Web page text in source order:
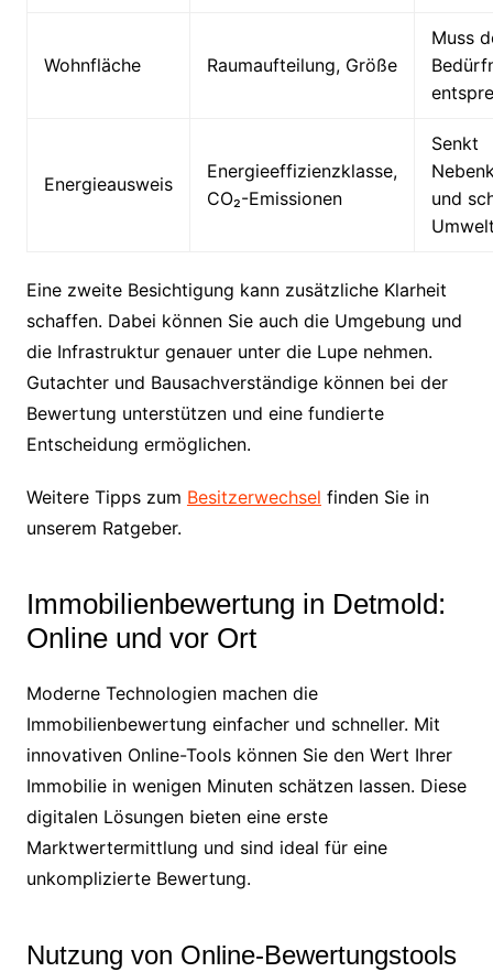
Wohnfläche Raumaufteilung, Größe
Muss
Energieausweis
Energieeffizienzklasse,
CO₂-Emissionen
Senkt
und
Eine zweite Besichtigung kann zusätzliche Klarheit
schaffen. Dabei können Sie auch die Umgebung und
die Infrastruktur genauer unter die Lupe nehmen.
Gutachter und Bausachverständige können bei der
Bewertung unterstützen und eine fundierte
Entscheidung ermöglichen.
Weitere Tipps zum Besitzerwechsel finden Sie in
unserem Ratgeber.
Immobilienbewertung in Detmold:
Online und vor Ort
Moderne Technologien machen die
Immobilienbewertung einfacher und schneller. Mit
innovativen Online-Tools können Sie den Wert Ihrer
Immobilie in wenigen Minuten schätzen lassen. Diese
digitalen Lösungen bieten eine erste
Marktwertermittlung und sind ideal für eine
unkomplizierte Bewertung.
Nutzung von Online-Bewertungstools